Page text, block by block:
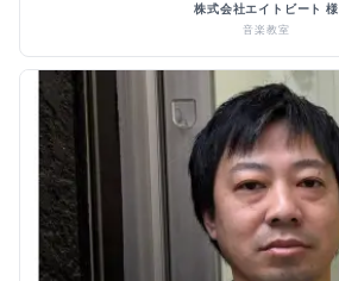
株式会社エイトビート 様
音楽教室